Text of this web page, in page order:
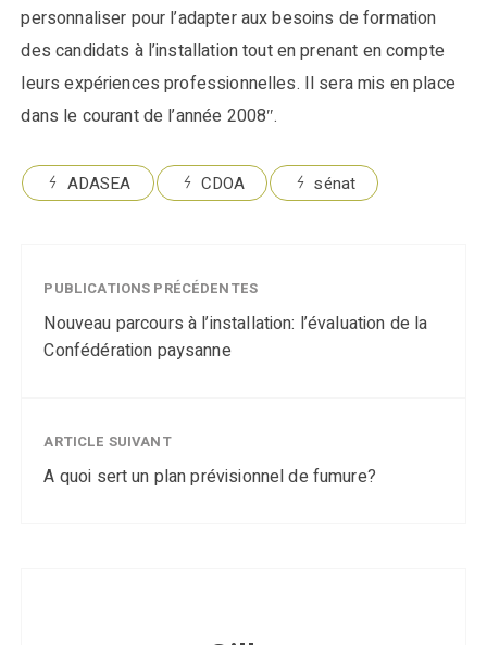
personnaliser pour l’adapter aux besoins de formation
des candidats à l’installation tout en prenant en compte
leurs expériences professionnelles. Il sera mis en place
dans le courant de l’année 2008″.
ADASEA CDOA sénat
PUBLICATIONS PRÉCÉDENTES
Nouveau parcours à l’installation: l’évaluation de la
Confédération paysanne
ARTICLE SUIVANT
A quoi sert un plan prévisionnel de fumure?